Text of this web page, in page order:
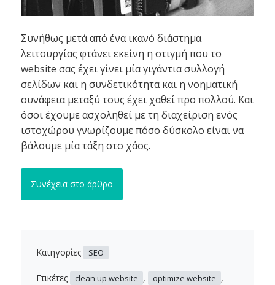
Συνήθως μετά από ένα ικανό διάστημα
λειτουργίας φτάνει εκείνη η στιγμή που το
website σας έχει γίνει μία γιγάντια συλλογή
σελίδων και η συνδετικότητα και η νοηματική
συνάφεια μεταξύ τους έχει χαθεί προ πολλού. Και
όσοι έχουμε ασχοληθεί με τη διαχείριση ενός
ιστοχώρου γνωρίζουμε πόσο δύσκολο είναι να
βάλουμε μία τάξη στο χάος.
Συνέχεια στο άρθρο
Κατηγορίες SEO
Ετικέτες clean up website , optimize website ,